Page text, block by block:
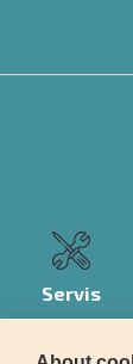
Servis